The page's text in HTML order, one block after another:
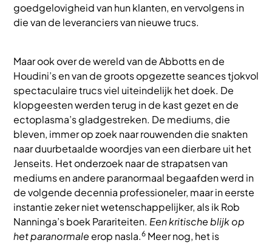
goedgelovigheid van hun klanten, en vervolgens in
die van de leveranciers van nieuwe trucs.
Maar ook over de wereld van de Abbotts en de
Houdini’s en van de groots opgezette seances tjokvol
spectaculaire trucs viel uiteindelijk het doek. De
klopgeesten werden terug in de kast gezet en de
ectoplasma’s gladgestreken. De mediums, die
bleven, immer op zoek naar rouwenden die snakten
naar duurbetaalde woordjes van een dierbare uit het
Jenseits. Het onderzoek naar de strapatsen van
mediums en andere paranormaal begaafden werd in
de volgende decennia professioneler, maar in eerste
instantie zeker niet wetenschappelijker, als ik Rob
Nanninga’s boek Parariteiten. Een kritische blijk op
het paranormaleerop nasla.6 Meer nog, het is